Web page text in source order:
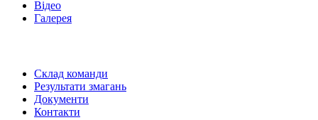
Відео
Галерея
Склад команди
Результати змагань
Документи
Контакти